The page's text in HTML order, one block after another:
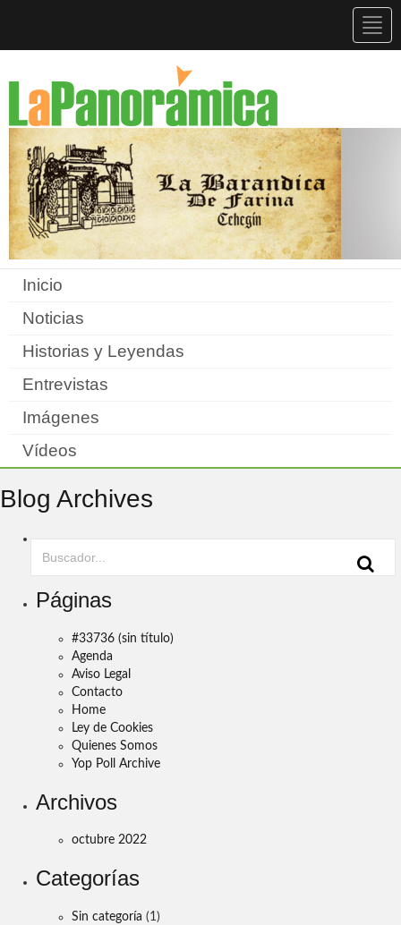
Inicio
Noticias
Historias y Leyendas
Entrevistas
Imágenes
Vídeos
Blog Archives
Páginas
#33736 (sin título)
Agenda
Aviso Legal
Contacto
Home
Ley de Cookies
Quienes Somos
Yop Poll Archive
Archivos
octubre 2022
Categorías
Sin categoría (1)